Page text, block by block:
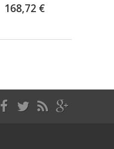
168,72 €